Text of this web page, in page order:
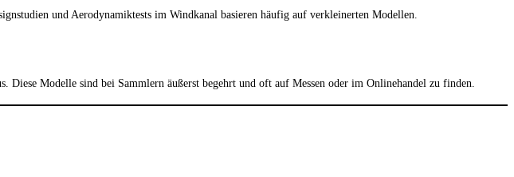
und Aerodynamiktests im Windkanal basieren häufig auf verkleinerten Modellen.
Modelle sind bei Sammlern äußerst begehrt und oft auf Messen oder im Onlinehandel zu finden.